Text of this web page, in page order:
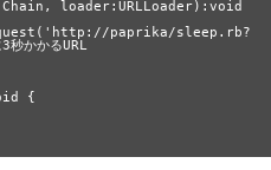
かかるURL
{